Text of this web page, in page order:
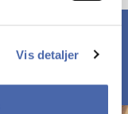
Vis detaljer